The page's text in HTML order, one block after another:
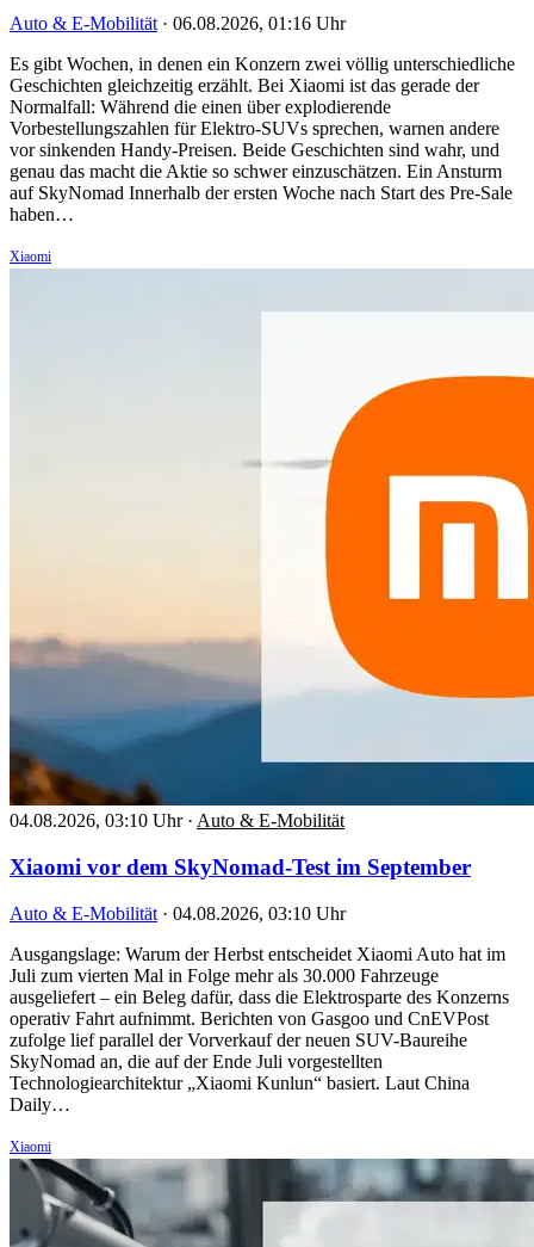
Auto & E-Mobilität · 06.08.2026, 01:16 Uhr
Es gibt Wochen, in denen ein Konzern zwei völlig unterschiedliche
Geschichten gleichzeitig erzählt. Bei Xiaomi ist das gerade der
Normalfall: Während die einen über explodierende
Vorbestellungszahlen für Elektro-SUVs sprechen, warnen andere
vor sinkenden Handy-Preisen. Beide Geschichten sind wahr, und
genau das macht die Aktie so schwer einzuschätzen. Ein Ansturm
auf SkyNomad Innerhalb der ersten Woche nach Start des Pre-Sale
haben…
Xiaomi
04.08.2026, 03:10 Uhr · Auto & E-Mobilität
Xiaomi vor dem SkyNomad-Test im September
Auto & E-Mobilität · 04.08.2026, 03:10 Uhr
Ausgangslage: Warum der Herbst entscheidet Xiaomi Auto hat im
Juli zum vierten Mal in Folge mehr als 30.000 Fahrzeuge
ausgeliefert – ein Beleg dafür, dass die Elektrosparte des Konzerns
operativ Fahrt aufnimmt. Berichten von Gasgoo und CnEVPost
zufolge lief parallel der Vorverkauf der neuen SUV-Baureihe
SkyNomad an, die auf der Ende Juli vorgestellten
Technologiearchitektur „Xiaomi Kunlun“ basiert. Laut China
Daily…
Xiaomi